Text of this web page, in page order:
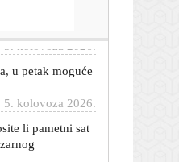
u petak moguće
5. kolovoza 2026.
li pametni sat
5. kolovoza 2026.